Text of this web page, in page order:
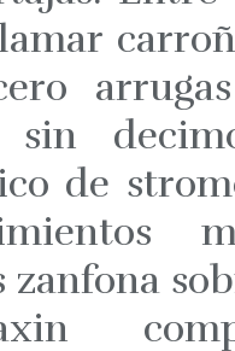
sin
de